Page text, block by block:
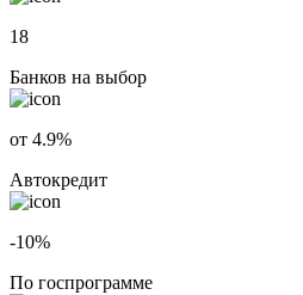
18
Банков на выбор
от 4.9%
Автокредит
-10%
По госпрограмме